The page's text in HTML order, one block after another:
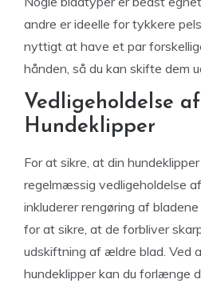
andre er ideelle for tykkere
nyttigt at have et par
hånden, så du kan skifte dem
Vedligeholdelse
Hundeklipper
For at sikre, at din
regelmæssig vedligeholdelse
inkluderer rengøring af
for at sikre, at de forbliver
udskiftning af ældre blad. Ved
hundeklipper kan du forlænge